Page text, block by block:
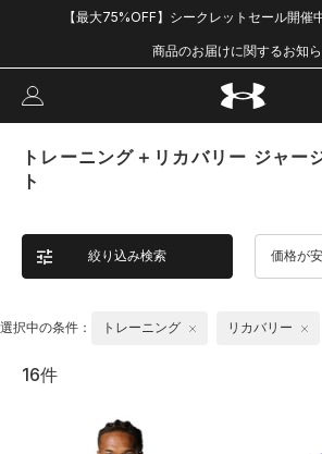
【最大75%OFF】シークレットセール開催
商品のお届けに関するお知
トレーニング＋リカバリー ジャー
ト
絞り込み検索 価格が
選択中の条件： トレーニング リカバリー
16件